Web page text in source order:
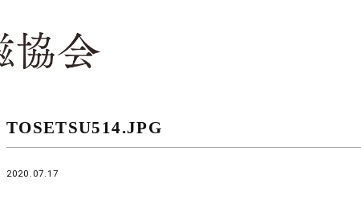
TOSETSU514.JPG
2020.07.17